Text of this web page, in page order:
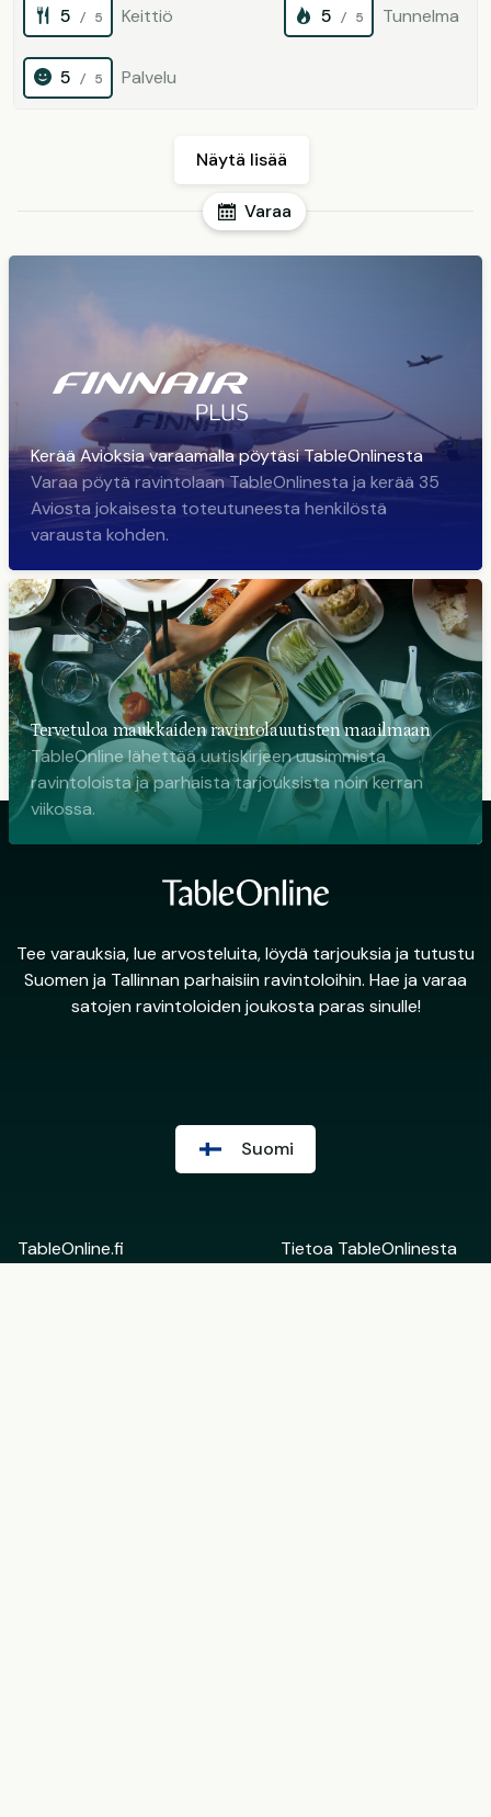
5 / 5 Keittiö 5 / 5 Tunnelma
5 / 5 Palvelu
Näytä lisää
Varaa
Kerää Avioksia varaamalla pöytäsi TableOnlinesta
Varaa pöytä ravintolaan TableOnlinesta ja kerää 35
Aviosta jokaisesta toteutuneesta henkilöstä
varausta kohden.
Tervetuloa maukkaiden ravintolauutisten maailmaan
TableOnline lähettää uutiskirjeen uusimmista
ravintoloista ja parhaista tarjouksista noin kerran
viikossa.
Tee varauksia, lue arvosteluita, löydä tarjouksia ja tutustu
Suomen ja Tallinnan parhaisiin ravintoloihin. Hae ja varaa
satojen ravintoloiden joukosta paras sinulle!
Suomi
TableOnline.fi
Tietoa TableOnlinesta